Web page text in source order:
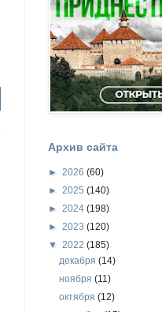
Архив сайта
► 2026 (60)
► 2025 (140)
► 2024 (198)
► 2023 (120)
▼ 2022 (185)
декабря(14)
ноября(11)
октября(12)